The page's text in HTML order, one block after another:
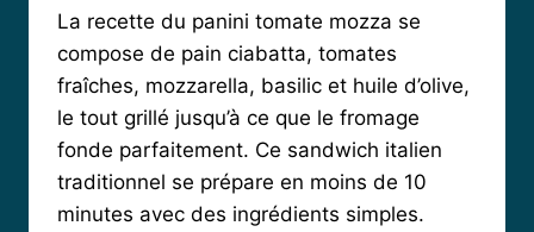
La recette du panini tomate mozza se
compose de pain ciabatta, tomates
fraîches, mozzarella, basilic et huile d’olive,
le tout grillé jusqu’à ce que le fromage
fonde parfaitement. Ce sandwich italien
traditionnel se prépare en moins de 10
minutes avec des ingrédients simples.